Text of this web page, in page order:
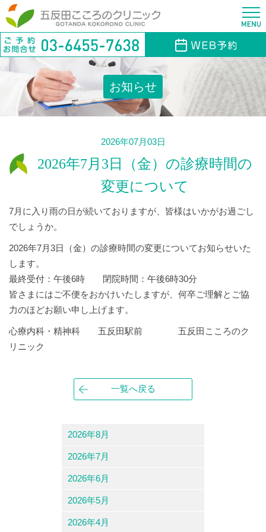
お知らせ
2026年07月03日
2026年7月3日（金）の診療時間の
変更について
7月に入り雨の日が続いておりますが、皆様はいかがお過ごし
でしょうか。
2026年7月3日（金）の診療時間の変更についてお知らせいた
します。
最終受付：午後6時 閉院時間：午後6時30分
皆さまにはご不便をおかけいたしますが、何卒ご理解とご協
力のほどお願い申し上げます。
心療内科・精神科 五反田駅前 五反田こころのク
リニック
一覧へ戻る
2026年8月
2026年7月
2026年6月
2026年5月
2026年4月